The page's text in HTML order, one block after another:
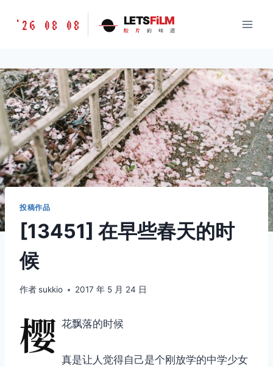
胶
味
道
LETSFILM
'26 08 08 LETSFiLM
胶 片 的 味 道
投稿作品
[13451] 在早些春天的时
候
作者sukkio 2017 年 5 月 24 日
樱 花飘落的时候
真是让人觉得自己是个刚放学的中学少女